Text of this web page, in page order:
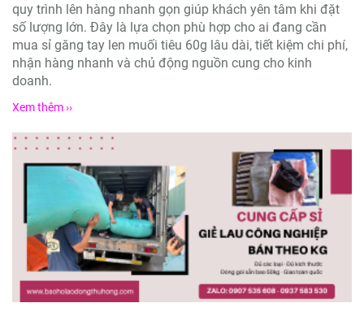
quy trình lên hàng nhanh gọn giúp khách yên tâm khi đặt
số lượng lớn. Đây là lựa chọn phù hợp cho ai đang cần
mua sỉ găng tay len muối tiêu 60g lâu dài, tiết kiệm chi phí,
nhận hàng nhanh và chủ động nguồn cung cho kinh
doanh.
Xem thêm ››